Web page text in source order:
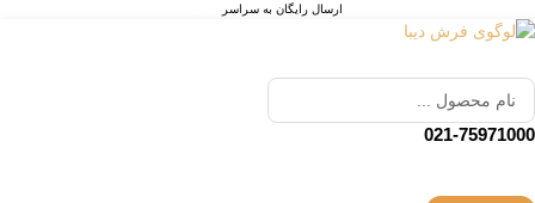
ارسال رایگان به سراسر
021-